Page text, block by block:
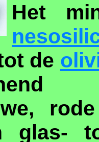
Het
de
glas-